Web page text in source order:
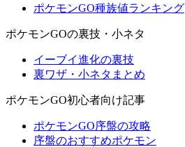
ポケモンGO種族値ランキング
ポケモンGOの裏技・小ネタ
イーブイ進化の裏技
裏ワザ・小ネタまとめ
ポケモンGO初心者向け記事
ポケモンGO序盤の攻略
序盤のおすすめポケモン